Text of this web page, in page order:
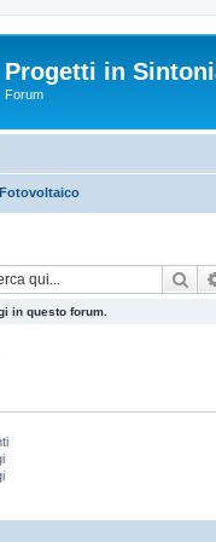
Progetti in
Forum
Fotovoltaico
in questo forum.